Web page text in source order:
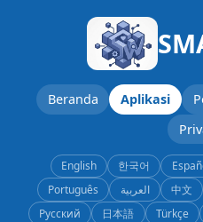
Beranda Aplikasi
English 한국어
Português
العربية 中文
Русский
日本語 Türkçe